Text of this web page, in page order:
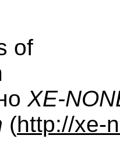
XE-
(http://xe-